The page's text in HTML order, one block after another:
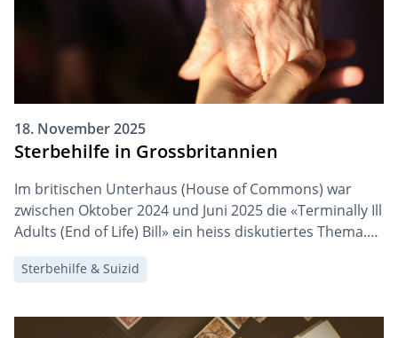
18. November 2025
Sterbehilfe in Grossbritannien
Im britischen Unterhaus (House of Commons) war
zwischen Oktober 2024 und Juni 2025 die «Terminally Ill
Adults (End of Life) Bill» ein heiss diskutiertes Thema.
Schliesslich stimmte es am 20. Juni 2025 mit 314 zu 291
Stimmen für die Legalisierung der Beihilfe zum Suizid
Schritt machen und Sterbehilfe […]
Sterbehilfe & Suizid